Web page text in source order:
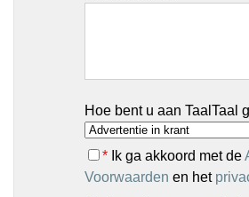
Hoe bent u aan TaalTaal
* Ik ga akkoord met de
Voorwaarden en het